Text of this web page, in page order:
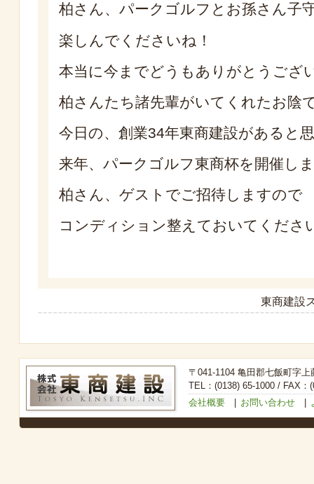
柏さん、パークゴルフとお孫さん子
楽しんでくださいね！
本当に今までどうもありがとうござ
柏さんたち諸先輩がいてくれたお陰
今日の、創業34年東商建設があると
来年、パークゴルフ東商杯を開催し
柏さん、ゲストでご招待しますので
コンディション整えておいてくださ
東商建設
〒041-1104 亀田郡七飯町字上
TEL：(0138) 65-1000 / FAX：
会社概要| お問い合わせ|